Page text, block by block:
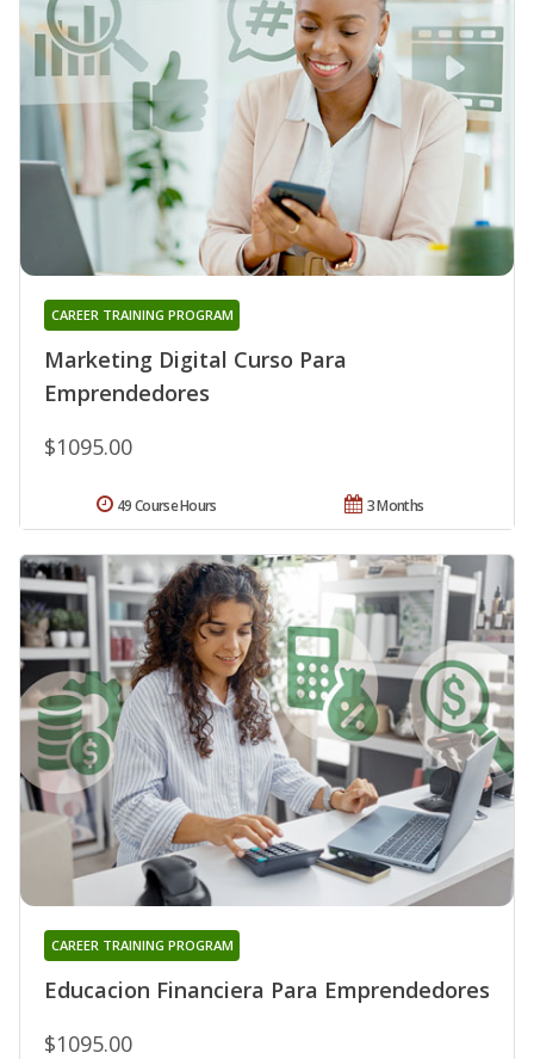
Marketing Digital Curso Para
Emprendedores
CAREER TRAINING PROGRAM
$1095.00
3 Months
49 Course Hours
Educacion Financiera Para Emprendedores
CAREER TRAINING PROGRAM
$1095.00